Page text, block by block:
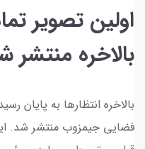
اولین تصویر
بالاخره منتشر
بالاخره انتظارها به پایان
فضایی جیمزوب منتشر شد.